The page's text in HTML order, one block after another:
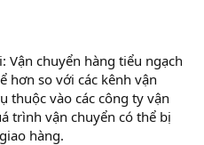
Vận chuyển hàng tiểu ngạch
hơn so với các kênh vận
thuộc vào các công ty vận
trình vận chuyển có thể bị
hàng.